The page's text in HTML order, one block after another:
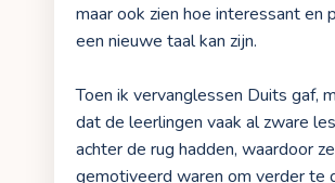
maar ook zien hoe interessant en
een nieuwe taal kan zijn.
Toen ik vervanglessen Duits gaf,
dat de leerlingen vaak al zware
achter de rug hadden, waardoor
gemotiveerd waren om verder te